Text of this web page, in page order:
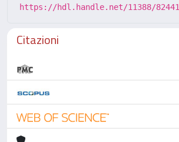
https://hdl.handle.net/11388/82441
Citazioni